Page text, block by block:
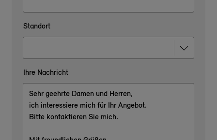
Standort
Ihre Nachricht